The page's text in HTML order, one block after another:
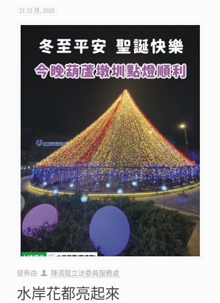
21 12 月, 2020
發佈由 陳清龍立法委員服務處
水岸花都亮起來